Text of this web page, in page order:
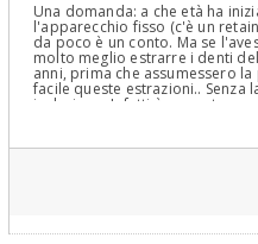
Una domanda: a che età ha
l'apparecchio fisso (c'è un
da poco è un conto. Ma se
molto meglio estrarre i denti
anni, prima che assumessero
facile queste estrazioni.. Senza
inclusione. Infatti è opportuno
spostamenti, sia per vari
come un danno ai denti
solo un 10 per cento dei
per questi denti, e la maggior
sarebbe stato bene effettuare
spazio ben prima.. Per